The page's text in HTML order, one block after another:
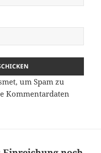
um Spam zu
Kommentardaten